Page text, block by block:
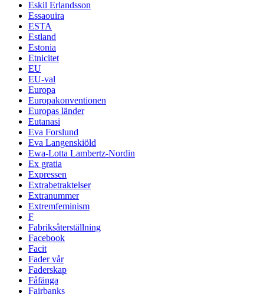
Eskil Erlandsson
Essaouira
ESTA
Estland
Estonia
Etnicitet
EU
EU-val
Europa
Europakonventionen
Europas länder
Eutanasi
Eva Forslund
Eva Langenskiöld
Ewa-Lotta Lambertz-Nordin
Ex gratia
Expressen
Extrabetraktelser
Extranummer
Extremfeminism
F
Fabriksåterställning
Facebook
Facit
Fader vår
Faderskap
Fåfänga
Fairbanks